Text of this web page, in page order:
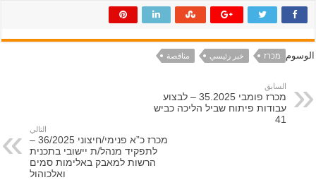
الوسوم מכרז خبر رئيسي مناقصة
السابق
מכרז פומבי 35.2025 – לבצוע
עבודות פיתוח שביל הליכה כביש
41
التالي
מכרז כ”א פנימי/חיצוני 36/2025 –
לתפקיד מנהל/ת יישובי בתכנית
הרשות למאבק באלימות סמים
ואלכוהול